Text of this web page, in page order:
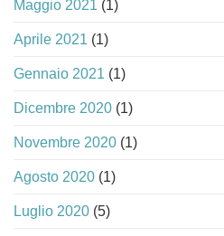
Maggio 2021 (1)
Aprile 2021 (1)
Gennaio 2021 (1)
Dicembre 2020 (1)
Novembre 2020 (1)
Agosto 2020 (1)
Luglio 2020 (5)